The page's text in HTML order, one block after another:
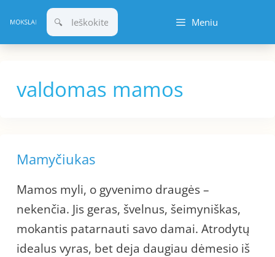
prie
turinio
Meniu
valdomas mamos
Mamyčiukas
Mamos myli, o gyvenimo draugės –
nekenčia. Jis geras, švelnus, šeimyniškas,
mokantis patarnauti savo damai. Atrodytų
idealus vyras, bet deja daugiau dėmesio iš